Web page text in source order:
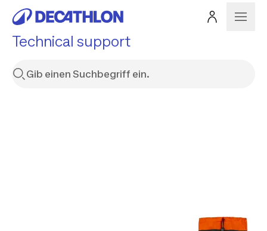
Technical support